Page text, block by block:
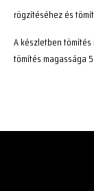
rögzítéséhez és
A készletben tömítés
tömítés magassága 5